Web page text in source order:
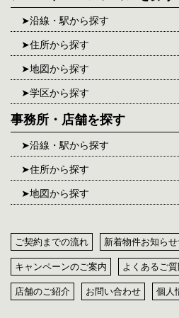
沿線・駅から探す
住所から探す
地図から探す
学区から探す
事務所・店舗を探す
沿線・駅から探す
住所から探す
地図から探す
ご契約までの流れ 新着物件お知ら
キャンペーンのご案内 よくあるご質
店舗のご紹介 お問い合わせ 個人